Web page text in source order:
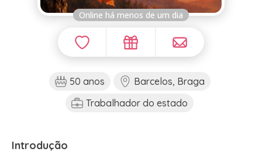
Online há menos de um dia
50 anos
Barcelos, Braga
Trabalhador do estado
Introdução